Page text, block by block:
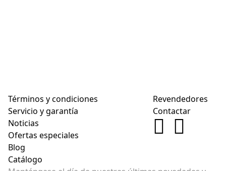
Términos y condiciones
Servicio y garantía
Noticias
Ofertas especiales
Blog
Catálogo
Revendedores
Contactar